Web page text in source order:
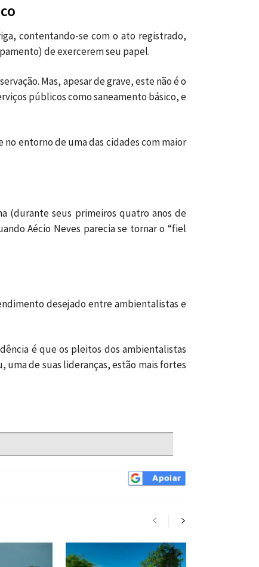
contentando-se com o ato registrado,
de exercerem seu papel.
Mas, apesar de grave, este não é o
públicos como saneamento básico, e
no entorno de uma das cidades com maior
(durante seus primeiros quatro anos de
Aécio Neves parecia se tornar o “fiel
desejado entre ambientalistas e
é que os pleitos dos ambientalistas
de suas lideranças, estão mais fortes